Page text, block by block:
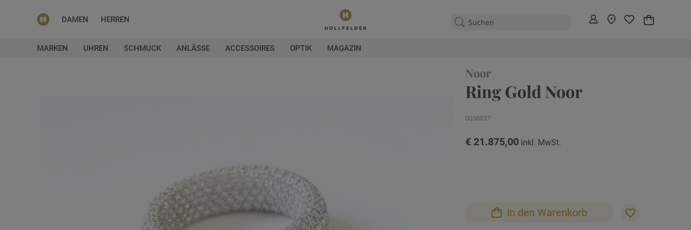
DAMEN HERREN Mein
MARKEN UHREN SCHMUCK ANLÄSSE ACCESSOIRES OPTIK MAGAZIN
Noor
Ring Gold Noor
0038837
€ 21.875,00
In den Warenkorb